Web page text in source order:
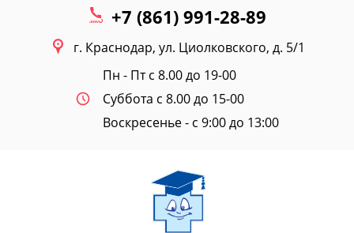
+7 (861) 991-28-89
г. Краснодар, ул. Циолковского, д. 5/1
Пн - Пт с 8.00 до 19-00
Суббота с 8.00 до 15-00
Воскресенье - c 9:00 до 13:00